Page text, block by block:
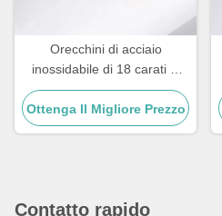
Orecchini di acciaio
inossidabile di 18 carati di
moda su misura Orecchini a
gancio dorati di grandi
dimensioni per donne
Ottenga Il Migliore Prezzo
Contatto rapido